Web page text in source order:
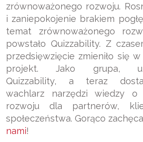
zrównoważonego rozwoju.
i zaniepokojenie brakiem
temat zrównoważonego
powstało Quizzability. Z
przedsięwzięcie zmieniło się
projekt. Jako grupa,
Quizzability, a teraz
wachlarz narzędzi wiedzy o
rozwoju dla partnerów,
społeczeństwa. Gorąco
nami!